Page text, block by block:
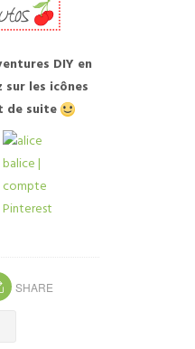
DIY en
les icônes
de suite
SHARE